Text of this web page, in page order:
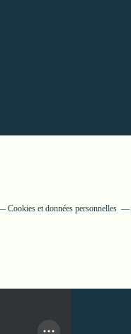
Cookies et données personnelles